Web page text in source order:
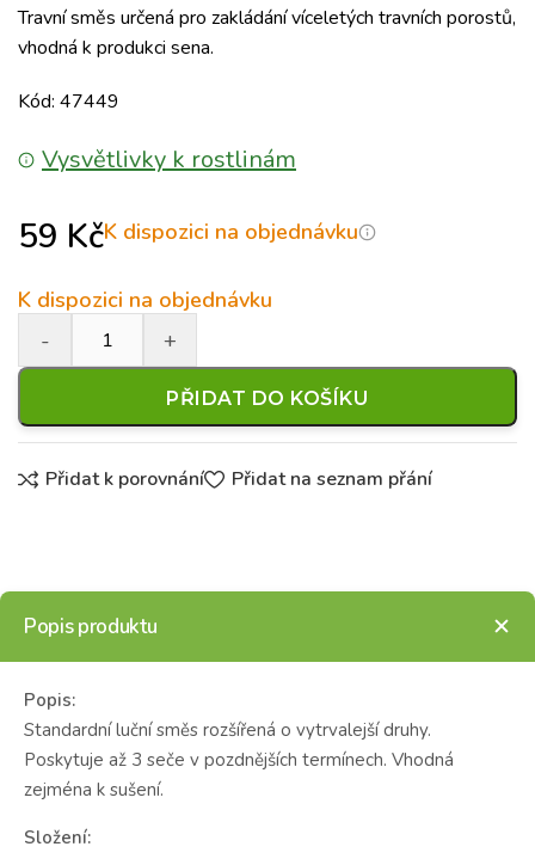
Travní směs určená pro zakládání víceletých travních porostů,
vhodná k produkci sena.
Kód: 47449
Vysvětlivky k rostlinám
59 KčK dispozici na objednávku
K dispozici na objednávku
PŘIDAT DO KOŠÍKU
Přidat k porovnání Přidat na seznam přání
Popis produktu
Popis:
Standardní luční směs rozšířená o vytrvalejší druhy.
Poskytuje až 3 seče v pozdnějších termínech. Vhodná
zejména k sušení.
Složení: